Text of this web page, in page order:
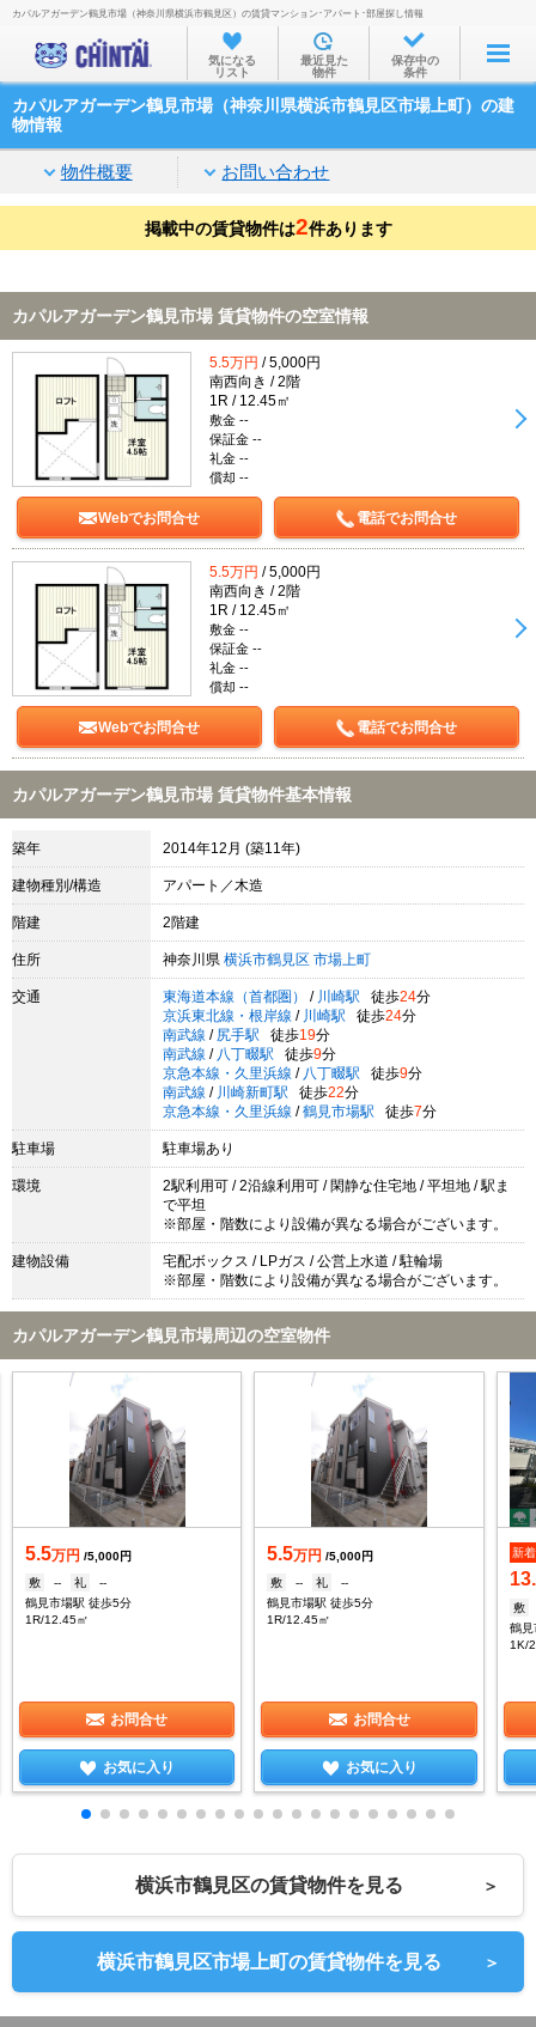
お部屋を探す
沿線・駅から
家賃相場から
通勤通学時間から
物件特集から
不動産会社から
TOP
カパルアガーデン鶴見市場（神奈川県横浜市鶴見区）の賃貸マンション･アパート･部屋探し情報
気になる
リスト
最近見た
物件
保存中の
条件
カパルアガーデン鶴見市場（神奈川県横浜市鶴見区市場上町）の建
物情報
物件概要 お問い合わせ
掲載中の賃貸物件は2件あります
カパルアガーデン鶴見市場 賃貸物件の空室情報
5.5万円 / 5,000円
南西向き / 2階
1R / 12.45㎡
敷金 --
保証金 --
礼金 --
償却 --
Webでお問合せ 電話でお問合せ
5.5万円 / 5,000円
南西向き / 2階
1R / 12.45㎡
敷金 --
保証金 --
礼金 --
償却 --
Webでお問合せ 電話でお問合せ
カパルアガーデン鶴見市場 賃貸物件基本情報
築年 2014年12月 (築11年)
建物種別/構造 アパート／木造
階建 2階建
住所 神奈川県 横浜市鶴見区 市場上町
交通 東海道本線（首都圏） / 川崎駅 徒歩24分
京浜東北線・根岸線 / 川崎駅 徒歩24分
南武線 / 尻手駅 徒歩19分
南武線 / 八丁畷駅 徒歩9分
京急本線・久里浜線 / 八丁畷駅 徒歩9分
南武線 / 川崎新町駅 徒歩22分
京急本線・久里浜線 / 鶴見市場駅 徒歩7分
駐車場 駐車場あり
環境
2駅利用可 / 2沿線利用可 / 閑静な住宅地 / 平坦地 / 駅ま
で平坦
※部屋・階数により設備が異なる場合がございます。
建物設備
宅配ボックス / LPガス / 公営上水道 / 駐輪場
※部屋・階数により設備が異なる場合がございます。
カパルアガーデン鶴見市場周辺の空室物件
5.5万円 /5,000円
敷
-- 礼
--
鶴見市場駅 徒歩5分
1R/12.45㎡
お問合せ
お気に入り
5.5万円 /5,000円
敷
-- 礼
--
鶴見市場駅 徒歩5分
1R/12.45㎡
お問合せ
お気に入り
新着
敷
鶴見
1K/
横浜市鶴見区の賃貸物件を見る ＞
横浜市鶴見区市場上町の賃貸物件を見る ＞